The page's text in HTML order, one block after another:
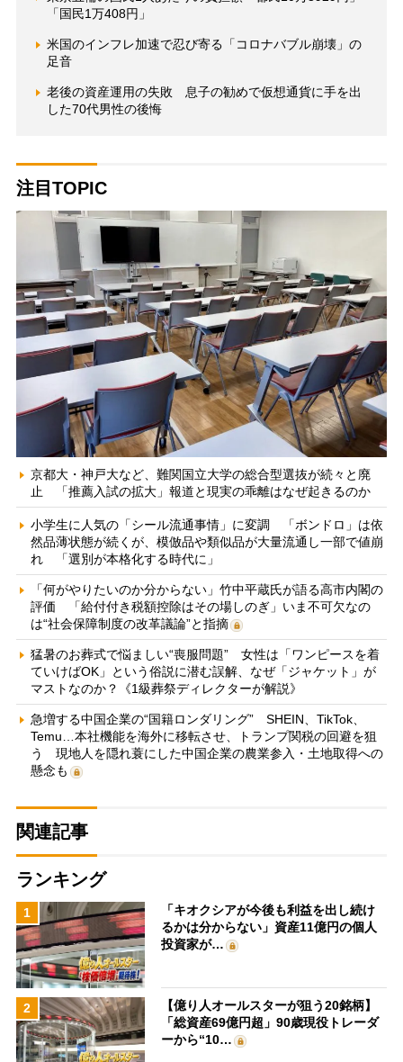
「国民1万408円」
米国のインフレ加速で忍び寄る「コロナバブル崩壊」の
足音
老後の資産運用の失敗 息子の勧めで仮想通貨に手を出
した70代男性の後悔
注目TOPIC
京都大・神戸大など、難関国立大学の総合型選抜が続々と廃
止 「推薦入試の拡大」報道と現実の乖離はなぜ起きるのか
小学生に人気の「シール流通事情」に変調 「ボンドロ」は依
然品薄状態が続くが、模倣品や類似品が大量流通し一部で値崩
れ 「選別が本格化する時代に」
「何がやりたいのか分からない」竹中平蔵氏が語る高市内閣の
評価 「給付付き税額控除はその場しのぎ」いま不可欠なの
は“社会保障制度の改革議論”と指摘
猛暑のお葬式で悩ましい“喪服問題” 女性は「ワンピースを着
ていけばOK」という俗説に潜む誤解、なぜ「ジャケット」が
マストなのか？《1級葬祭ディレクターが解説》
急増する中国企業の“国籍ロンダリング” SHEIN、TikTok、
Temu…本社機能を海外に移転させ、トランプ関税の回避を狙
う 現地人を隠れ蓑にした中国企業の農業参入・土地取得への
懸念も
関連記事
ランキング
1
「キオクシアが今後も利益を出し続け
るかは分からない」資産11億円の個人
投資家が…
2
【億り人オールスターが狙う20銘柄】
「総資産69億円超」90歳現役トレーダ
ーから“10…